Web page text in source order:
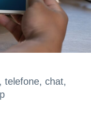
telefone, chat,